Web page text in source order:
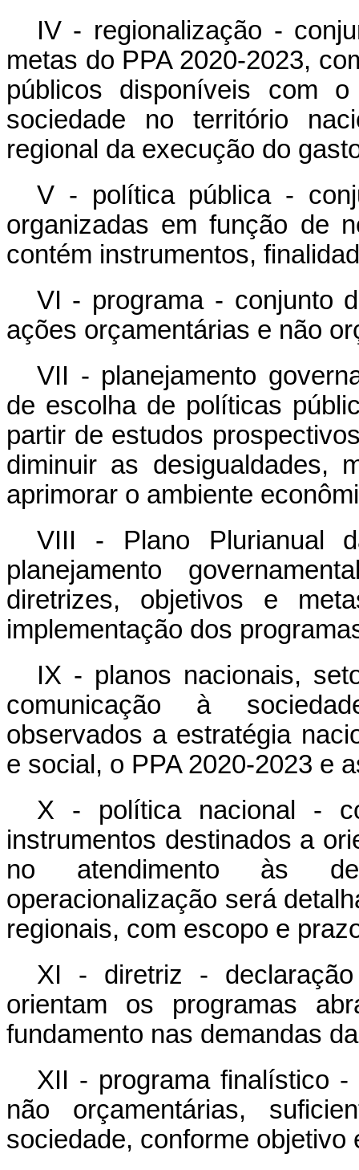
IV - regionalização -
metas do PPA 2020-2023,
públicos disponíveis com
sociedade no território
regional da execução do
V - política pública -
organizadas em função de
contém instrumentos,
VI - programa - conjunto
ações orçamentárias e não
VII - planejamento
de escolha de políticas
partir de estudos
diminuir as desigualdades,
aprimorar o ambiente
VIII - Plano Plurianual
planejamento
diretrizes, objetivos e
implementação dos
IX - planos nacionais,
comunicação à
observados a estratégia
e social, o PPA 2020-2023 e
X - política nacional -
instrumentos destinados a
no atendimento às
operacionalização será
regionais, com escopo e
XI - diretriz -
orientam os programas
fundamento nas demandas
XII - programa finalístico
não orçamentárias,
sociedade, conforme objetivo